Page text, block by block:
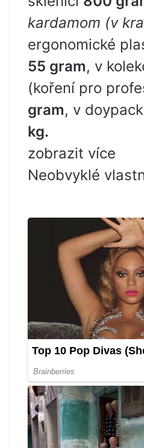
kardamom (v
ergonomické
55 gram, v
(koření pro
gram, v
kg.
zobrazit více
Neobvyklé